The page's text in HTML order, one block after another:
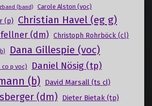
(band) Carole Alston (voc)
(p) Christian Havel (eg g)
(dm) Christoph Rohrböck (cl)
Dana Gillespie (voc)
p voc) Daniel Nösig (tp)
(b) David Marsall (ts cl)
(dm) Dieter Bietak (tp)